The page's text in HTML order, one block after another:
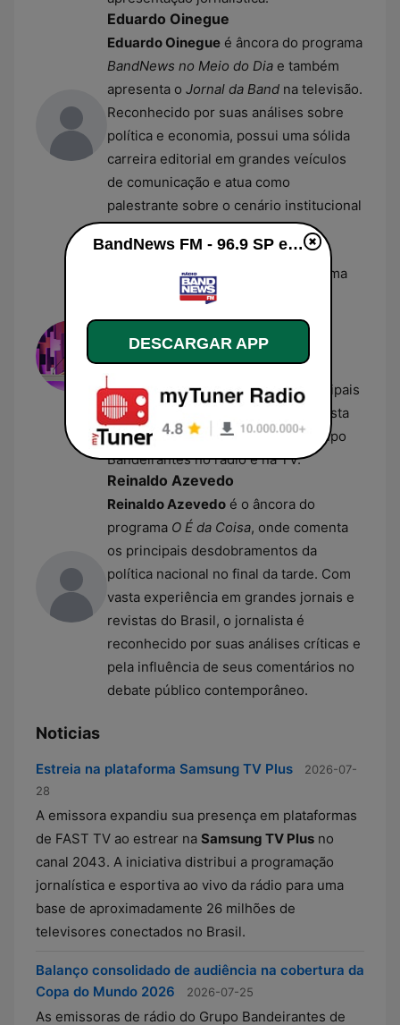
Eduardo Oinegue
Eduardo Oinegue é âncora do programa
BandNews no Meio do Dia e também
apresenta o Jornal da Band na televisão.
Reconhecido por suas análises sobre
política e economia, possui uma sólida
carreira editorial em grandes veículos
de comunicação e atua como
palestrante sobre o cenário institucional
brasileiro.
Adriana Araújo
Adriana Araújoapresenta o programa
na grade vespertina da
BandNews FM, trazendo análises
aprofundadas sobre os temas mais
relevantes da atualidade. Com
passagens de destaque pelas principais
redes de televisão do país, a jornalista
integra a equipe de talentos do Grupo
Bandeirantes no rádio e na TV.
Reinaldo Azevedo
Reinaldo Azevedo é o âncora do
programa O É da Coisa, onde comenta
os principais desdobramentos da
política nacional no final da tarde. Com
vasta experiência em grandes jornais e
revistas do Brasil, o jornalista é
reconhecido por suas análises críticas e
pela influência de seus comentários no
debate público contemporâneo.
Noticias
Estreia na plataforma Samsung TV Plus
2026-07-
28
A emissora expandiu sua presença em plataformas
de FAST TV ao estrear na Samsung TV Plus no
canal 2043. A iniciativa distribui a programação
jornalística e esportiva ao vivo da rádio para uma
base de aproximadamente 26 milhões de
televisores conectados no Brasil.
Balanço consolidado de audiência na cobertura da
Copa do Mundo 2026
2026-07-25
As emissoras de rádio do Grupo Bandeirantes de
BandNews FM - 96.9 SP en vivo
DESCARGAR APP